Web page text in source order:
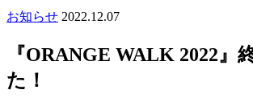
お知らせ 2022.12.07
『ORANGE WALK 2022』
た！